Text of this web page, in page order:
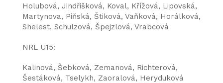
Holubová, Jindřišková, Koval, Křížová, Lipovská,
Martynova, Piňská, Štiková, Vaňková, Horálková,
Shelest, Schulzová, Špejzlová, Vrabcová
NRL U15:
Kalinová, Šebková, Zemanová, Richterová,
Šestáková, Tselykh, Zaoralová, Heryduková